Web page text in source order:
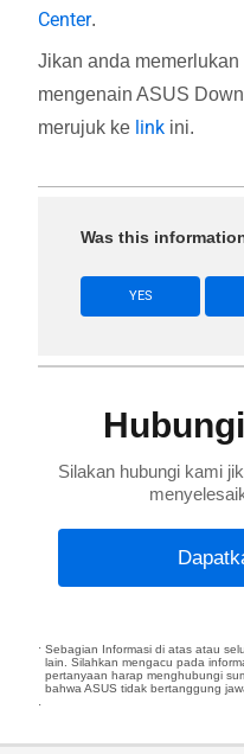
Center.
Jikan anda
mengenain ASUS
merujuk ke link ini.
Was this
YES
Silakan hubungi kami
Sebagian Informasi di atas atau
lain. Silahkan mengacu pada
pertanyaan harap menghubungi
bahwa ASUS tidak bertanggung